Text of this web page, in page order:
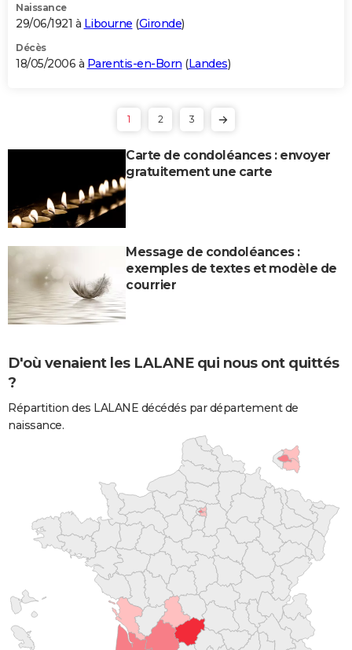
Naissance
29/06/1921 à Libourne (Gironde)
Décès
18/05/2006 à Parentis-en-Born (Landes)
1 2 3
Carte de condoléances : envoyer
gratuitement une carte
Message de condoléances :
exemples de textes et modèle de
courrier
D'où venaient les LALANE qui nous ont quittés
?
Répartition des LALANE décédés par département de
naissance.